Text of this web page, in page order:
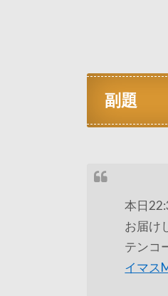
副題
本日
お届け
テンコ
イマス